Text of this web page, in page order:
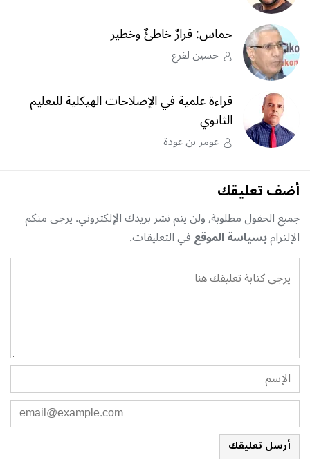
حماس: قرارٌ خاطئٌ وخطير
حسين لقرع
قراءة علمية في الإصلاحات الهيكلية للتعليم
الثانوي
عومر بن عودة
أضف تعليقك
جميع الحقول مطلوبة, ولن يتم نشر بريدك الإلكتروني. يرجى منكم
الإلتزامبسياسة الموقعفي التعليقات.
أرسل تعليقك